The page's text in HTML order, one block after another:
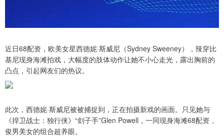
近日68配资，欧美女星西德妮·斯威尼（Sydney Sweeney），辣穿比
基尼现身海滩拍戏，大幅度的肢体动作让她不小心走光，露出胸前的
凸点，引起网友们的热议。
此次，西德妮·斯威尼被被捕捉到，正在拍摄新戏的画面。只见她与
《捍卫战士：独行侠》“刽子手”Glen Powell，一同现身海滩68配资，
俊男美女的组合超养眼。